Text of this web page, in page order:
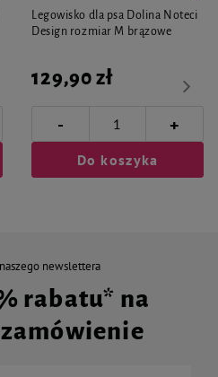
Legowisko dla psa Dolina Noteci
Design rozmiar M brązowe
129,90 zł
- +
Do koszyka
newslettera
rabatu* na